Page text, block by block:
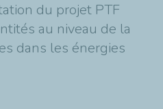
du projet PTF
au niveau de la
dans les énergies